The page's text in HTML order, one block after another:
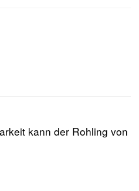
kann der Rohling von